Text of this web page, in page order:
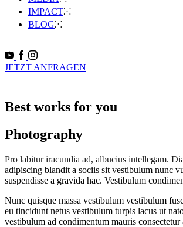
IMPACT
BLOG
JETZT ANFRAGEN
Best works for you
Photography
Pro labitur iracundia ad, albucius intellegam.
adipiscing blandit a sociis sit vestibulum nunc
suspendisse a gravida hac. Vestibulum
Nunc quisque massa vestibulum vestibulum
eu tincidunt netus vestibulum turpis lacus ut
vestibulum ad condimentum mauris